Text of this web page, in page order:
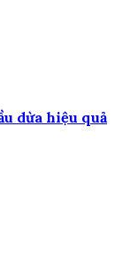
dừa hiệu quả